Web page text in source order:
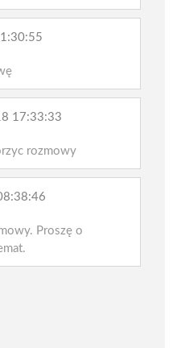
17:33:33
rozmowy
Proszę o